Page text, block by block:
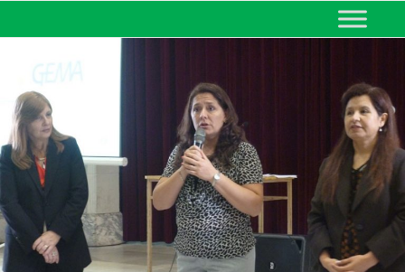
MINISTERIO DE EDUCACIÓN
DE CORRIENTES